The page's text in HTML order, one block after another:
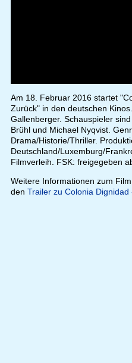
Am 18. Februar 2016 startet
Zurück" in den deutschen
Gallenberger. Schauspieler
Brühl und Michael Nyqvist.
Drama/Historie/Thriller.
Deutschland/Luxemburg/
Filmverleih. FSK: freigegeben
Weitere Informationen zum
den Trailer zu Colonia